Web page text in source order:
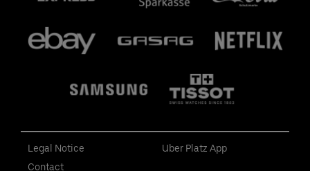
Legal Notice
Contact
Uber Platz App